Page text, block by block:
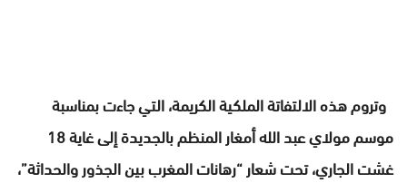
وتروم هذه الالتفاتة الملكية الكريمة، التي جاءت بمناسبة
موسم مولاي عبد الله أمغار المنظم بالجديدة إلى غاية 18
غشت الجاري، تحت شعار “رهانات المغرب بين الجذور والحداثة”،